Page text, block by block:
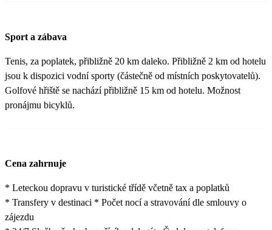
Sport a zábava
Tenis, za poplatek, přibližně 20 km daleko. Přibližně 2 km od hotelu
jsou k dispozici vodní sporty (částečně od místních poskytovatelů).
Golfové hřiště se nachází přibližně 15 km od hotelu. Možnost
pronájmu bicyklů.
Cena zahrnuje
* Leteckou dopravu v turistické třídě včetně tax a poplatků
* Transfery v destinaci * Počet nocí a stravování dle smlouvy o
zájezdu